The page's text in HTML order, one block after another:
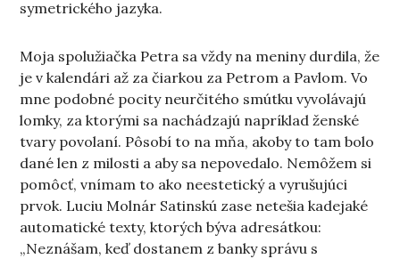
symetrického jazyka.
Moja spolužiačka Petra sa vždy na meniny durdila, že
je v kalendári až za čiarkou za Petrom a Pavlom. Vo
mne podobné pocity neurčitého smútku vyvolávajú
lomky, za ktorými sa nachádzajú napríklad ženské
tvary povolaní. Pôsobí to na mňa, akoby to tam bolo
dané len z milosti a aby sa nepovedalo. Nemôžem si
pomôcť, vnímam to ako neestetický a vyrušujúci
prvok. Luciu Molnár Satinskú zase netešia kadejaké
automatické texty, ktorých býva adresátkou:
„Neznášam, keď dostanem z banky správu s